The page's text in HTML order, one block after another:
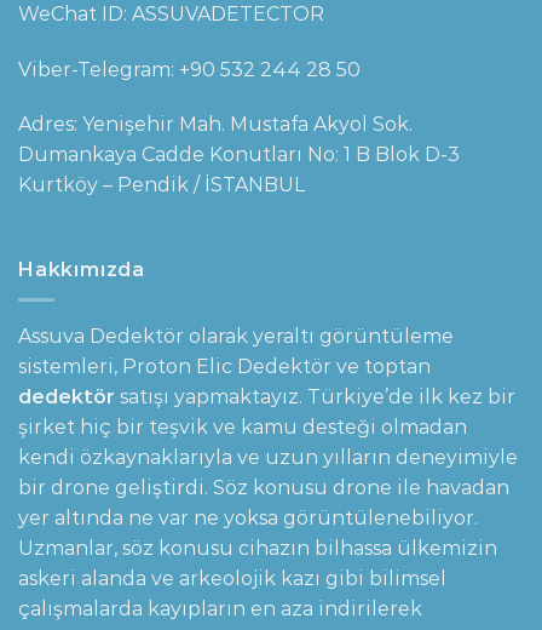
WeChat ID: ASSUVADETECTOR
Viber-Telegram: +90 532 244 28 50
Adres: Yenişehir Mah. Mustafa Akyol Sok.
Dumankaya Cadde Konutları No: 1 B Blok D-3
Kurtköy – Pendik / İSTANBUL
Hakkımızda
Assuva Dedektör olarak yeraltı görüntüleme
sistemleri, Proton Elic Dedektör ve toptan
dedektör satışı yapmaktayız. Türkiye’de ilk kez bir
şirket hiç bir teşvik ve kamu desteği olmadan
kendi özkaynaklarıyla ve uzun yılların deneyimiyle
bir drone geliştirdi. Söz konusu drone ile havadan
yer altında ne var ne yoksa görüntülenebiliyor.
Uzmanlar, söz konusu cihazın bilhassa ülkemizin
askeri alanda ve arkeolojik kazı gibi bilimsel
çalışmalarda kayıpların en aza indirilerek